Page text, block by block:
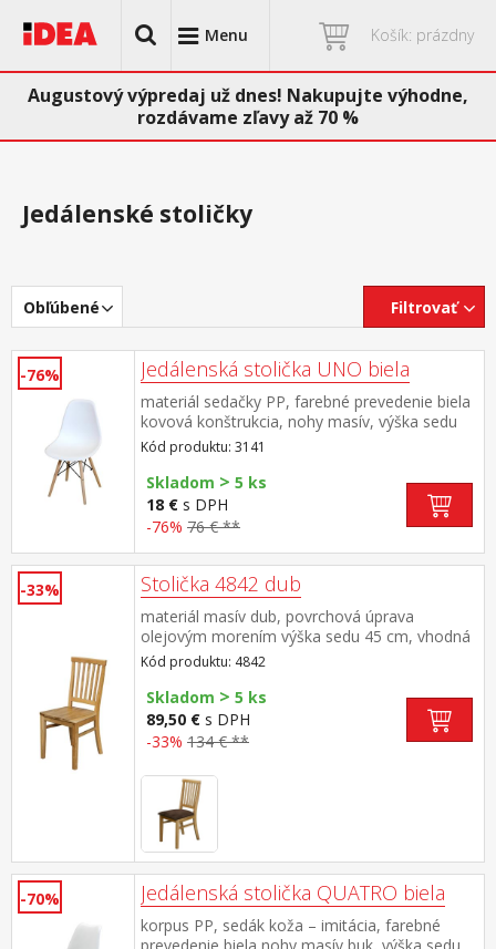
Menu Košík: prázdny
Augustový výpredaj už dnes! Nakupujte výhodne,
rozdávame zľavy až 70 %
Jedálenské stoličky
Obľúbené Filtrovať
-76% Jedálenská stolička UNO biela
materiál sedačky PP, farebné prevedenie biela
kovová konštrukcia, nohy masív, výška sedu
46 cm vhodná kombinácia so stolmi UNO a
QUATRO
Kód produktu: 3141
Skladom > 5 ks
18 € s DPH
-76% 76 € **
-33% Stolička 4842 dub
materiál masív dub, povrchová úprava
olejovým morením výška sedu 45 cm, vhodná
k jedálenskému stolu 4840
Kód produktu: 4842
Skladom > 5 ks
89,50 € s DPH
-33% 134 € **
-70% Jedálenská stolička QUATRO biela
korpus PP, sedák koža – imitácia, farebné